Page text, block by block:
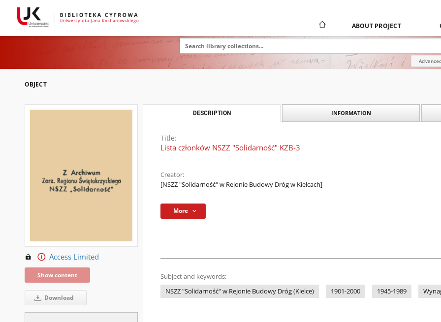
ABOUT PROJECT
OBJECT
Access Limited
Show content
Download
DESCRIPTION INFORMATION
Title:
Lista członków NSZZ "Solidarność" KZB-3
Creator:
[NSZZ "Solidarność" w Rejonie Budowy Dróg w Kielcach]
More
Subject and keywords:
NSZZ "Solidarność" w Rejonie Budowy Dróg (Kielce)
1901-2000 1945-1989